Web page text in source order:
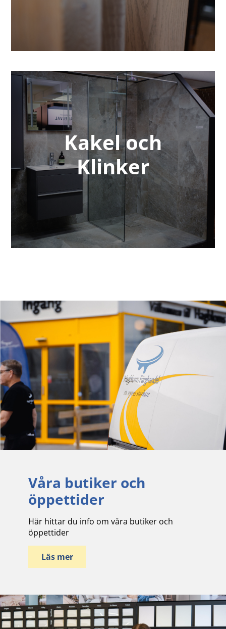
Kakel och
Klinker
Våra butiker och
öppettider
Här hittar du info om våra butiker och
öppettider
Läs mer